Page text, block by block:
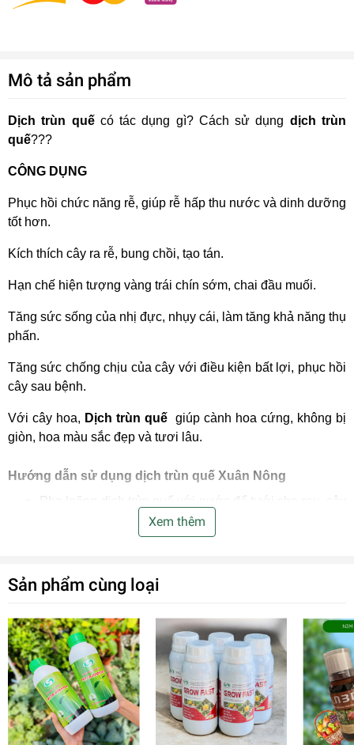
Mô tả sản phẩm
Dịch trùn quế có tác dụng gì? Cách sử dụng dịch trùn
quế???
CÔNG DỤNG
Phục hồi chức năng rễ, giúp rễ hấp thu nước và dinh dưỡng
tốt hơn.
Kích thích cây ra rễ, bung chồi, tạo tán.
Hạn chế hiện tượng vàng trái chín sớm, chai đầu muối.
Tăng sức sống của nhị đực, nhụy cái, làm tăng khả năng thụ
phấn.
Tăng sức chống chịu của cây với điều kiện bất lợi, phục hồi
cây sau bệnh.
Với cây hoa, Dịch trùn quế giúp cành hoa cứng, không bị
giòn, hoa màu sắc đẹp và tươi lâu.
Hướng dẫn sử dụng dịch trùn quế Xuân Nông
ăn trái, cây hoa… tỷ lệ1:500 (1 nắp : 7,5 lít)
1:400 (1 nắp : 6 lít)
Tưới dịch trùn quế lên lá hoặc tưới dưới gốc cho cây.
Khoảng cách:5 – 7 ngày/ 1 lần tưới.
Nêntưới dịch trùn quế vào sáng sớm, tránh tưới
dịch vào giữa trưa nắng hoặc buổi tối.
Lưu ý:
Dịch trùn quếlà dung dịch dinh dưỡng (phân bón lá)
có tác dụng cung cấp dinh dưỡng giúp cây dễ dàng
hấp thu và phát triển. Dịch trùn quế không có tác
Xem thêm
Sản phẩm cùng loại